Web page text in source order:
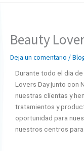
Beauty
Deja un comentario /
Durante todo el dia
Lovers Day junto con
nuestras clientas y
tratamientos y
oportunidad para
nuestros centros